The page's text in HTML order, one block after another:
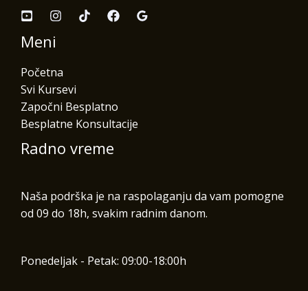
Meni
Početna
Svi Kursevi
Započni Besplatno
Besplatne Konsultacije
Radno vreme
Naša podrška je na raspolaganju da vam pomogne
od 09 do 18h, svakim radnim danom.
Ponedeljak - Petak: 09:00-18:00h